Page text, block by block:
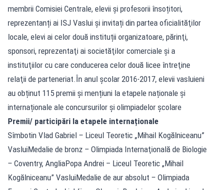
membrii Comisiei Centrale, elevii și profesorii însoțitori,
reprezentanți ai ISJ Vaslui și invitați din partea oficialităţilor
locale, elevi ai celor două instituții organizatoare, părinţi,
sponsori, reprezentaţi ai societăţilor comerciale și a
instituţiilor cu care conducerea celor două licee întreţine
relaţii de parteneriat.În anul școlar 2016-2017, elevii vasluieni
au obținut 115 premii și mențiuni la etapele naționale și
internaționale ale concursurilor și olimpiadelor școlare
Premii/ participări la etapele internaționale
Sîmbotin Vlad Gabriel – Liceul Teoretic „Mihail Kogălniceanu”
VasluiMedalie de bronz – Olimpiada Internaţională de Biologie
– Coventry, AngliaPopa Andrei – Liceul Teoretic „Mihail
Kogălniceanu” VasluiMedalie de aur absolut – Olimpiada